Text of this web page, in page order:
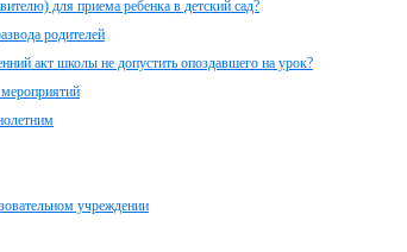
для приема ребенка в детский сад?
родителей
акт школы не допустить опоздавшего на урок?
учреждении